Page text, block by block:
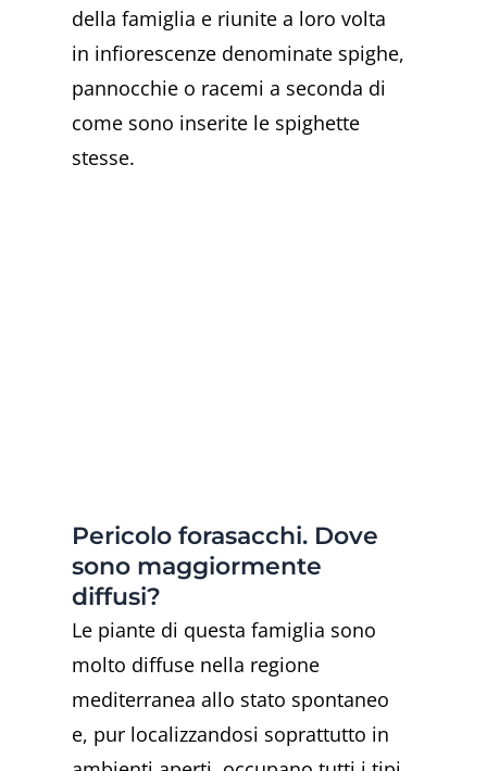
della famiglia e riunite a loro volta
in infiorescenze denominate spighe,
pannocchie o racemi a seconda di
come sono inserite le spighette
stesse.
Pericolo forasacchi. Dove
sono maggiormente
diffusi?
Le piante di questa famiglia sono
molto diffuse nella regione
mediterranea allo stato spontaneo
e, pur localizzandosi soprattutto in